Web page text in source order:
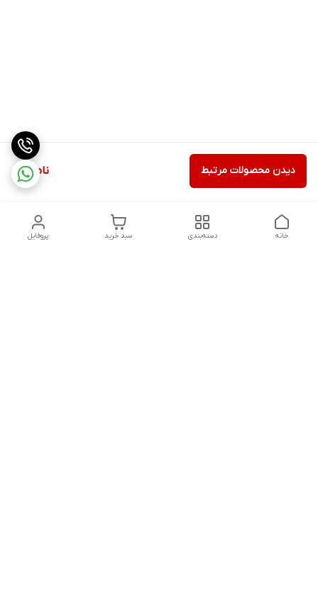
ناموجود دیدن محصولات مرتبط
پروفایل سبد خرید دسته‌بندی خانه